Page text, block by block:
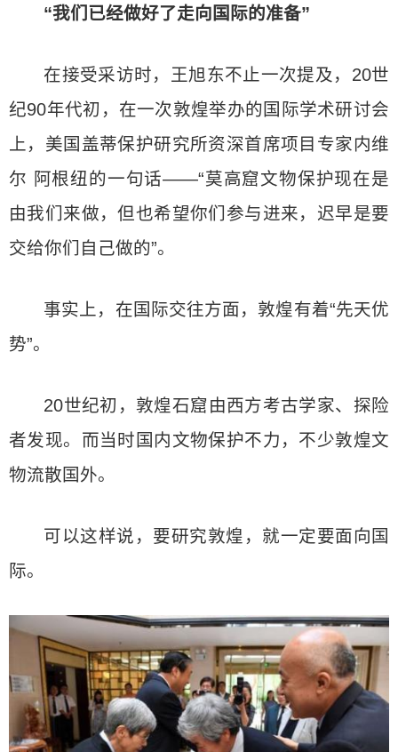
“我们已经做好了走向国际的准备”
在接受采访时，王旭东不止一次提及，20世
纪90年代初，在一次敦煌举办的国际学术研讨会
上，美国盖蒂保护研究所资深首席项目专家内维
尔 阿根纽的一句话——“莫高窟文物保护现在是
由我们来做，但也希望你们参与进来，迟早是要
交给你们自己做的”。
事实上，在国际交往方面，敦煌有着“先天优
势”。
20世纪初，敦煌石窟由西方考古学家、探险
者发现。而当时国内文物保护不力，不少敦煌文
物流散国外。
可以这样说，要研究敦煌，就一定要面向国
际。